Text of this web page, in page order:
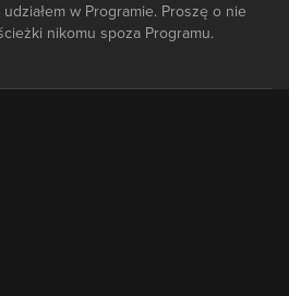
w Programie. Proszę o nie
nikomu spoza Programu.